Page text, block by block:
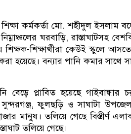
কর্মকর্তা মো. শহীদুল ইসলাম
ঘরবাড়ি, রাস্তাঘাটসহ
শিক্ষক-শিক্ষার্থীরা কেউই স্কুলে
হয়েছে। বন্যার পানি কমার সাথে
প্লাবিত হয়েছে গাইবান্ধার
সুন্দরগঞ্জ, ফুলছড়ি ও সাঘাটা
মানুষ। তলিয়ে গেছে বিস্তীর্ণ
তলিয়ে গেছে।